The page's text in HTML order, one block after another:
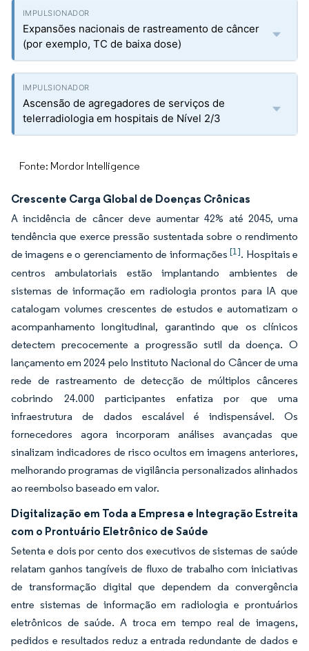
Expansões nacionais de rastreamento de câncer
(por exemplo, TC de baixa dose)
Ascensão de agregadores de serviços de
telerradiologia em hospitais de Nível 2/3
Fonte: Mordor Intelligence
Crescente Carga Global de Doenças Crônicas
A incidência de câncer deve aumentar 42% até 2045, uma
tendência que exerce pressão sustentada sobre o rendimento
de imagens e o gerenciamento de informações[1]. Hospitais e
centros ambulatoriais estão implantando ambientes de
sistemas de informação em radiologia prontos para IA que
catalogam volumes crescentes de estudos e automatizam o
acompanhamento longitudinal, garantindo que os clínicos
detectem precocemente a progressão sutil da doença. O
lançamento em 2024 pelo Instituto Nacional do Câncer de uma
rede de rastreamento de detecção de múltiplos cânceres
cobrindo 24.000 participantes enfatiza por que uma
infraestrutura de dados escalável é indispensável. Os
fornecedores agora incorporam análises avançadas que
sinalizam indicadores de risco ocultos em imagens anteriores,
melhorando programas de vigilância personalizados alinhados
ao reembolso baseado em valor.
Digitalização em Toda a Empresa e Integração Estreita
com o Prontuário Eletrônico de Saúde
Setenta e dois por cento dos executivos de sistemas de saúde
relatam ganhos tangíveis de fluxo de trabalho com iniciativas
de transformação digital que dependem da convergência
entre sistemas de informação em radiologia e prontuários
eletrônicos de saúde. A troca em tempo real de imagens,
pedidos e resultados reduz a entrada redundante de dados e